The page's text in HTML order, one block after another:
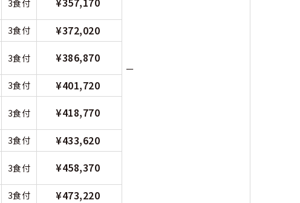
ー
3食付
3食付 ¥372,020
3食付 ¥386,870
3食付 ¥401,720
3食付 ¥418,770
3食付 ¥433,620
3食付 ¥458,370
3食付 ¥473,220